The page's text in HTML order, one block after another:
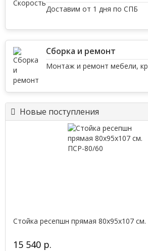
Доставим от 1 дня по СПБ
Сборка и ремонт
Монтаж и ремонт мебели,
Новые поступления
Стойка ресепшн прямая 80х95х107
15 540 р.